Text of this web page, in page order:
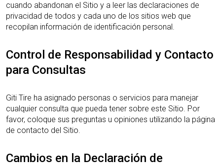
cuando abandonan el Sitio y a leer las declaraciones de
privacidad de todos y cada uno de los sitios web que
recopilan información de identificación personal.
Control de Responsabilidad y Contacto
para Consultas
Giti Tire ha asignado personas o servicios para manejar
cualquier consulta que pueda tener sobre este Sitio. Por
favor, coloque sus preguntas u opiniones utilizando la página
de contacto del Sitio.
Cambios en la Declaración de